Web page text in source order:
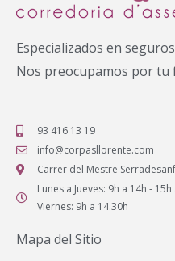
Especializados en
Nos preocupamos por tu
93 416 13 19
info@corpasllorente.com
Carrer del Mestre
Lunes a Jueves: 9h a 14h - 15h
Viernes: 9h a 14.30h
Mapa del Sitio